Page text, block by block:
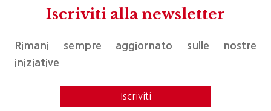
Iscriviti alla newsletter
Rimani sempre aggiornato sulle nostre
iniziative
Iscriviti